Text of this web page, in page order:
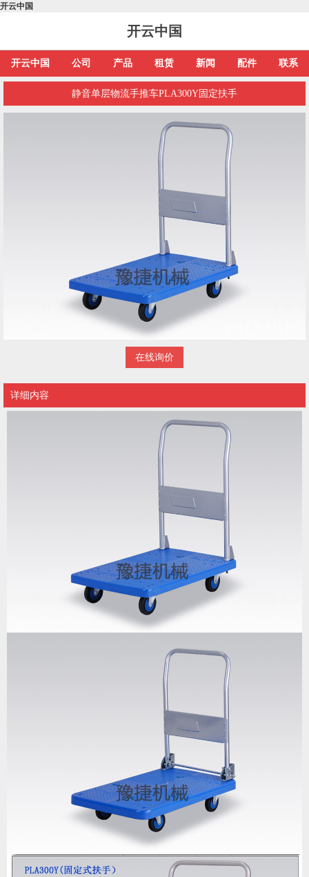
开云中国
开云中国
开云中国 公司 产品 租赁 新闻 配件 联系
静音单层物流手推车PLA300Y固定扶手
在线询价
详细内容